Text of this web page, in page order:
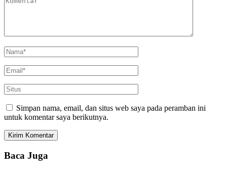
Simpan nama, email, dan situs web saya pada peramban ini
untuk komentar saya berikutnya.
Baca Juga